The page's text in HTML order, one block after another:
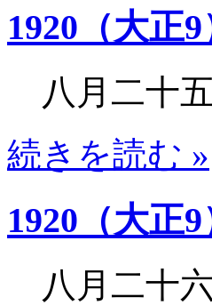
1920（大正
八月二十
続きを読む »
1920（大正
八月二